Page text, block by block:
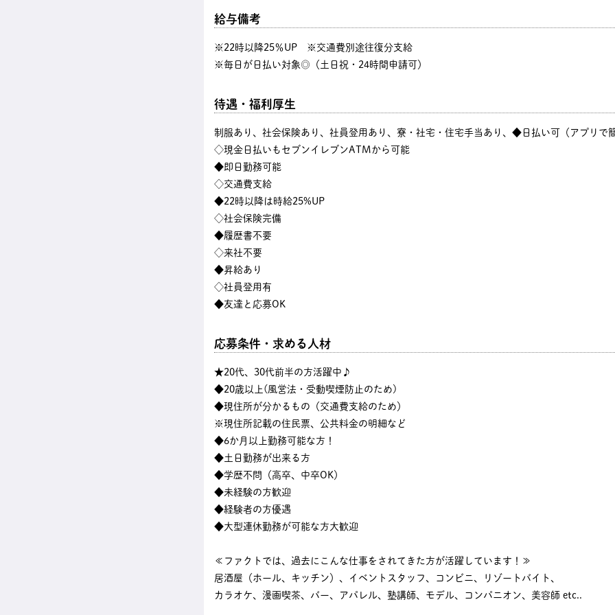
給与備考
※22時以降25％UP ※交通費別途往復分支給
※毎日が日払い対象◎（土日祝・24時間申請可）
待遇・福利厚生
制服あり、社会保険あり、社員登用あり、寮・社宅・住宅手当あり、◆日払い可（アプリで
◇現金日払いもセブンイレブンATMから可能
◆即日勤務可能
◇交通費支給
◆22時以降は時給25%UP
◇社会保険完備
◆履歴書不要
◇来社不要
◆昇給あり
◇社員登用有
◆友達と応募OK
応募条件・求める人材
★20代、30代前半の方活躍中♪
◆20歳以上(風営法・受動喫煙防止のため)
◆現住所が分かるもの（交通費支給のため）
※現住所記載の住民票、公共料金の明細など
◆6か月以上勤務可能な方！
◆土日勤務が出来る方
◆学歴不問（高卒、中卒OK）
◆未経験の方歓迎
◆経験者の方優遇
◆大型連休勤務が可能な方大歓迎
≪ファクトでは、過去にこんな仕事をされてきた方が活躍しています！≫
居酒屋（ホール、キッチン）、イベントスタッフ、コンビニ、リゾートバイト、
カラオケ、漫画喫茶、バー、アパレル、塾講師、モデル、コンパニオン、美容師 etc..